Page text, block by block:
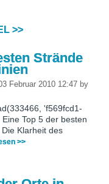
>>
Strände
Februar 2010 12:47 by
'f569fcd1-
Top 5 der besten
Klarheit des
>>